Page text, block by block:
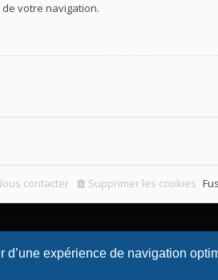
expérience de navigation
votre navigation.
Supprimer les cookies
contacter